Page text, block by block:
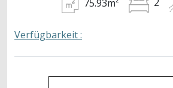
75.93m² 2
Verfügbarkeit :